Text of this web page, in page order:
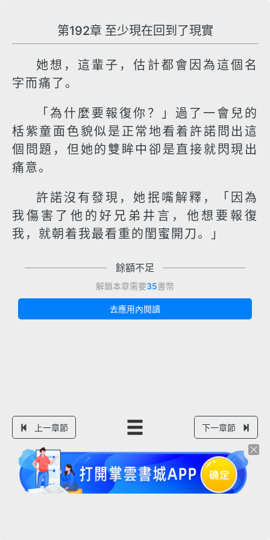
第192章 至少現在回到了現實
她想，這輩子，估計都會因為這個名
字而痛了。
「為什麼要報復你？」過了一會兒的
栝紫童面色貌似是正常地看着許諾問出這
個問題，但她的雙眸中卻是直接就閃現出
痛意。
許諾沒有發現，她抿嘴解釋，「因為
我傷害了他的好兄弟井言，他想要報復
我，就朝着我最看重的閨蜜開刀。」
餘額不足
解鎖本章需要35書幣
去應用內閱讀
上一章節 下一章節